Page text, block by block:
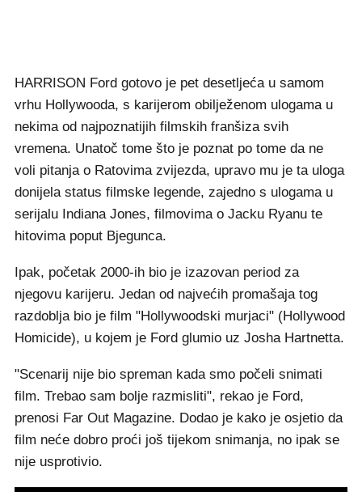
HARRISON Ford gotovo je pet desetljeća u samom
vrhu Hollywooda, s karijerom obilježenom ulogama u
nekima od najpoznatijih filmskih franšiza svih
vremena. Unatoč tome što je poznat po tome da ne
voli pitanja o Ratovima zvijezda, upravo mu je ta uloga
donijela status filmske legende, zajedno s ulogama u
serijalu Indiana Jones, filmovima o Jacku Ryanu te
hitovima poput Bjegunca.
Ipak, početak 2000-ih bio je izazovan period za
njegovu karijeru. Jedan od najvećih promašaja tog
razdoblja bio je film "Hollywoodski murjaci" (Hollywood
Homicide), u kojem je Ford glumio uz Josha Hartnetta.
"Scenarij nije bio spreman kada smo počeli snimati
film. Trebao sam bolje razmisliti", rekao je Ford,
prenosi Far Out Magazine. Dodao je kako je osjetio da
film neće dobro proći još tijekom snimanja, no ipak se
nije usprotivio.